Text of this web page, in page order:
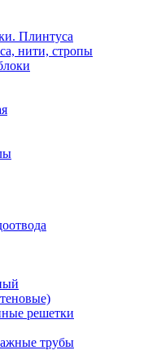
Плинтуса
нити, стропы
решетки
трубы